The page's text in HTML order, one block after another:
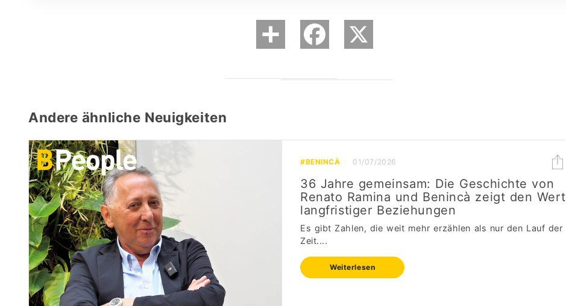
Andere ähnliche Neuigkeiten
#BENINCÀ 01/07/2026
36 Jahre gemeinsam: Die Geschichte von
Renato Ramina und Benincà zeigt den Wert
langfristiger Beziehungen
Es gibt Zahlen, die weit mehr erzählen als nur den Lauf der
Zeit....
Weiterlesen